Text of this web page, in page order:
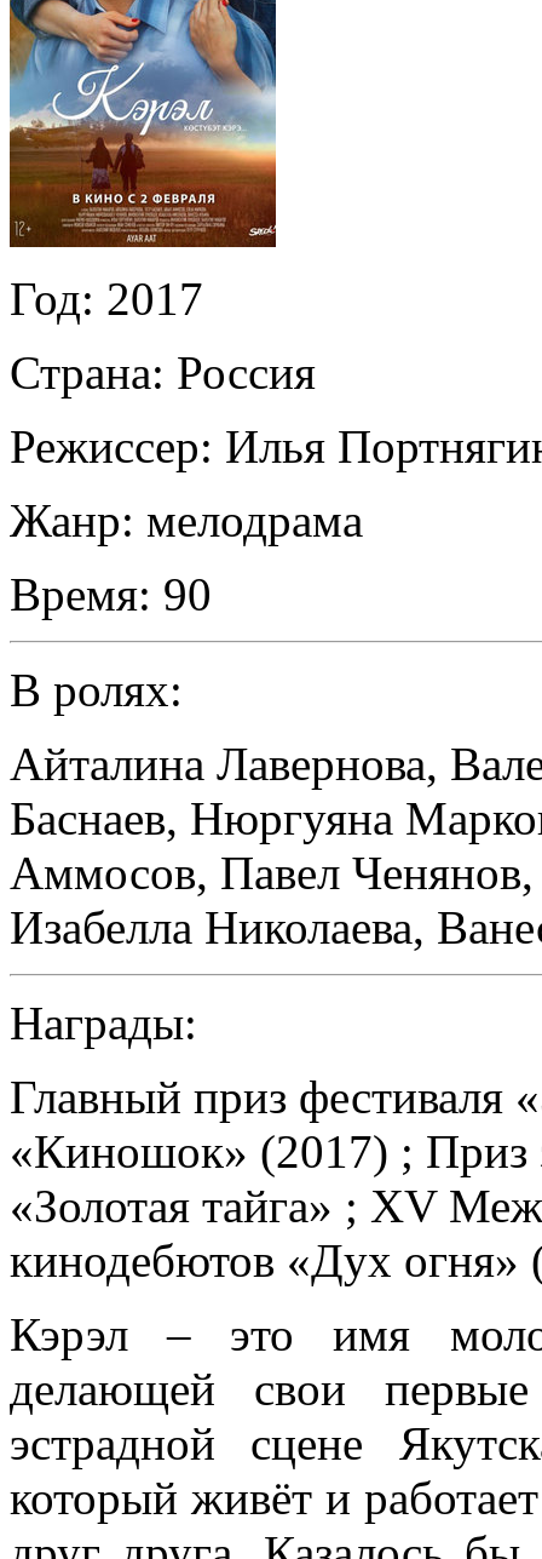
Год: 2017
Страна: Россия
Режиссер: Илья
Жанр: мелодрама
Время: 90
В ролях:
Айталина Лавернова,
Баснаев, Нюргуяна
Аммосов, Павел Ченянов
Изабелла Николаева,
Награды:
Главный приз фестиваля
«Киношок» (2017) ; Приз
«Золотая тайга» ; XV
кинодебютов «Дух огня»
Кэрэл – это имя
делающей свои
эстрадной сцене
который живёт и